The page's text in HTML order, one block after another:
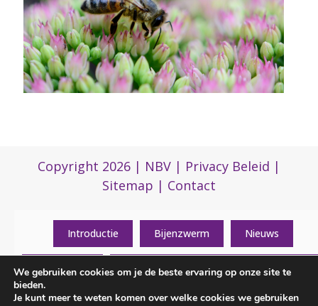
Introductie Bijenzwerm Nieuws
Activiteiten Algemene informatie over de vereniging
Contactgegevens
Copyright 2026 | NBV | Privacy Beleid |
Sitemap | Contact
(0)317 422 422
We gebruiken cookies om je de beste ervaring op onze site te
bieden.
Je kunt meer te weten komen over welke cookies we gebruiken